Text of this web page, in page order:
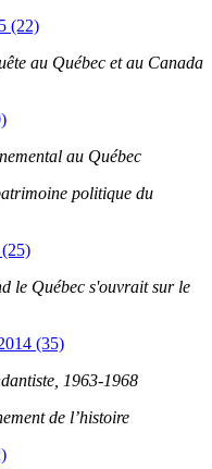
(22)
au Québec et au Canada
au Québec
politique du
le Québec s'ouvrait sur le
(35)
1963-1968
de l’histoire